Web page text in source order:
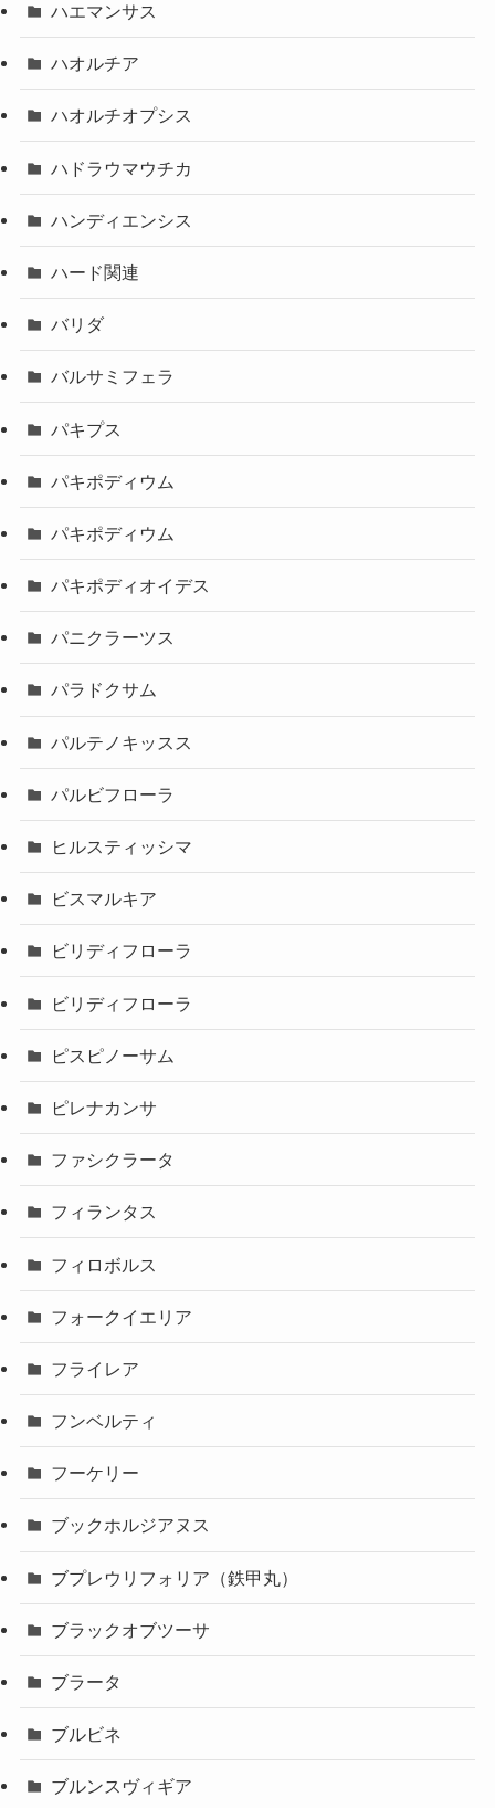
ハエマンサス
ハオルチア
ハオルチオプシス
ハドラウマウチカ
ハンディエンシス
ハード関連
バリダ
バルサミフェラ
パキプス
パキポディウム
パキポディウム
パキポディオイデス
パニクラーツス
パラドクサム
パルテノキッスス
パルビフローラ
ヒルスティッシマ
ビスマルキア
ビリディフローラ
ビリディフローラ
ピスピノーサム
ピレナカンサ
ファシクラータ
フィランタス
フィロボルス
フォークイエリア
フライレア
フンベルティ
フーケリー
ブックホルジアヌス
ブプレウリフォリア（鉄甲丸）
ブラックオブツーサ
ブラータ
ブルビネ
ブルンスヴィギア